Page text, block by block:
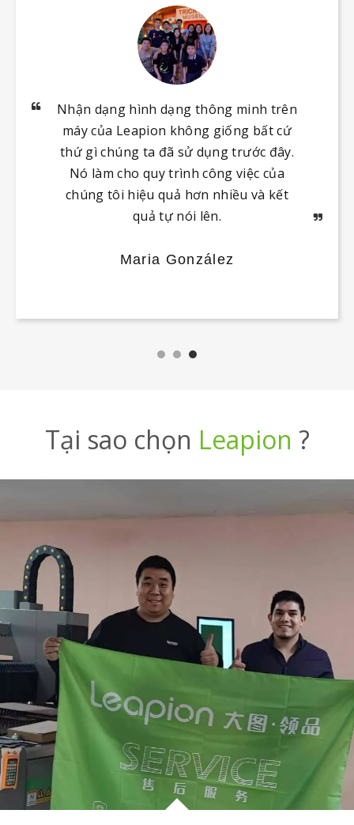
Nhận dạng hình dạng thông minh trên
máy của Leapion không giống bất cứ
thứ gì chúng ta đã sử dụng trước đây.
Nó làm cho quy trình công việc của
chúng tôi hiệu quả hơn nhiều và kết
quả tự nói lên.
Maria González
Tại sao chọn Leapion ?